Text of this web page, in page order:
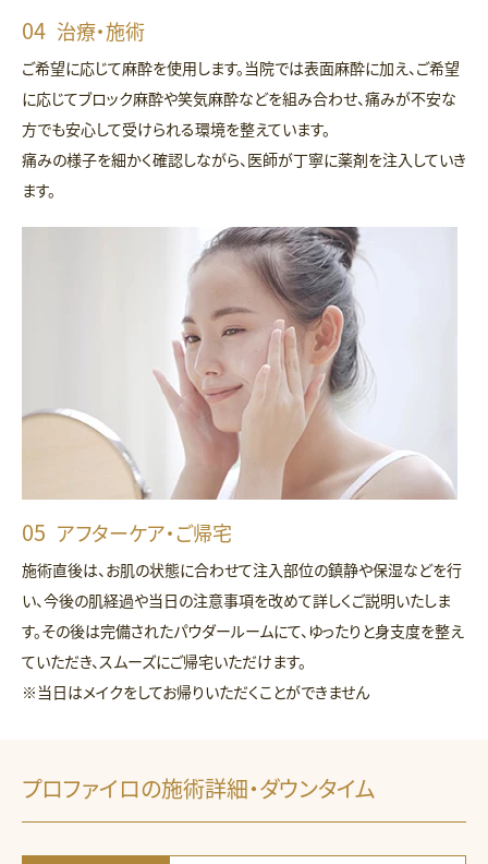
治療・施術
ご希望に応じて麻酔を使用します。当院では表面麻酔に加え、ご希望
に応じてブロック麻酔や笑気麻酔などを組み合わせ、痛みが不安な
方でも安心して受けられる環境を整えています。
痛みの様子を細かく確認しながら、医師が丁寧に薬剤を注入していき
ます。
アフターケア・ご帰宅
施術直後は、お肌の状態に合わせて注入部位の鎮静や保湿などを行
い、今後の肌経過や当日の注意事項を改めて詳しくご説明いたしま
す。その後は完備されたパウダールームにて、ゆったりと身支度を整え
ていただき、スムーズにご帰宅いただけます。
※当日はメイクをしてお帰りいただくことができません
プロファイロの施術詳細・ダウンタイム